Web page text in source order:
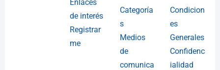
Enlaces
de interés
Registrar
me
Categoría
s
Medios
de
comunica
Condicion
es
Generales
Confidenc
ialidad